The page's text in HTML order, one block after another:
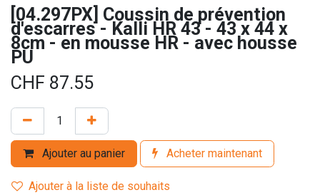
[04.297PX] Coussin de prévention
d'escarres - Kalli HR 43 - 43 x 44 x
8cm - en mousse HR - avec housse
PU
CHF 87.55
Ajouter au panier Acheter maintenant
Ajouter à la liste de souhaits